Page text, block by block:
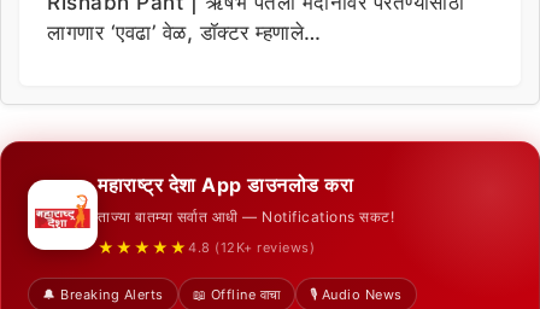
लागणार ‘एवढा’ वेळ, डॉक्टर म्हणाले…
महाराष्ट्र देशा App डाउनलोड करा
ताज्या बातम्या सर्वात आधी — Notifications सकट!
★★★★★ 4.8 (12K+ reviews)
🔔 Breaking Alerts 📖 Offline वाचा
🎙️ Audio News